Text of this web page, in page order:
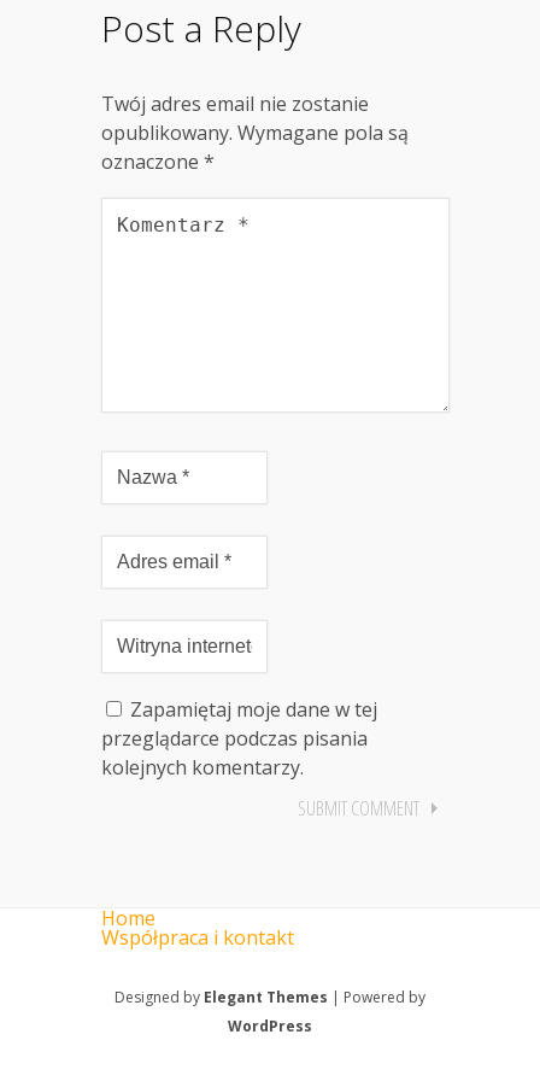
Post a Reply
Twój adres email nie zostanie
opublikowany. Wymagane pola są
oznaczone *
Zapamiętaj moje dane w tej
przeglądarce podczas pisania
kolejnych komentarzy.
Home
Współpraca i kontakt
Designed by Elegant Themes | Powered by
WordPress